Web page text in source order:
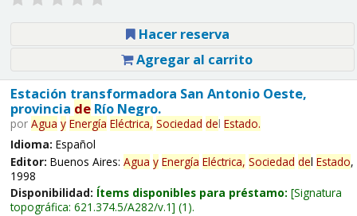
Hacer reserva
Agregar al carrito
Estación transformadora San Antonio Oeste,
provincia deRío Negro.
por Agua y Energía Eléctrica, Sociedad del Estado.
Idioma: Español
Editor: Buenos Aires: Agua y Energía Eléctrica, Sociedad del Estado,
1998
Disponibilidad: Ítems disponibles para préstamo: Signatura
topográfica: 621.374.5/A282/v.1 (1).